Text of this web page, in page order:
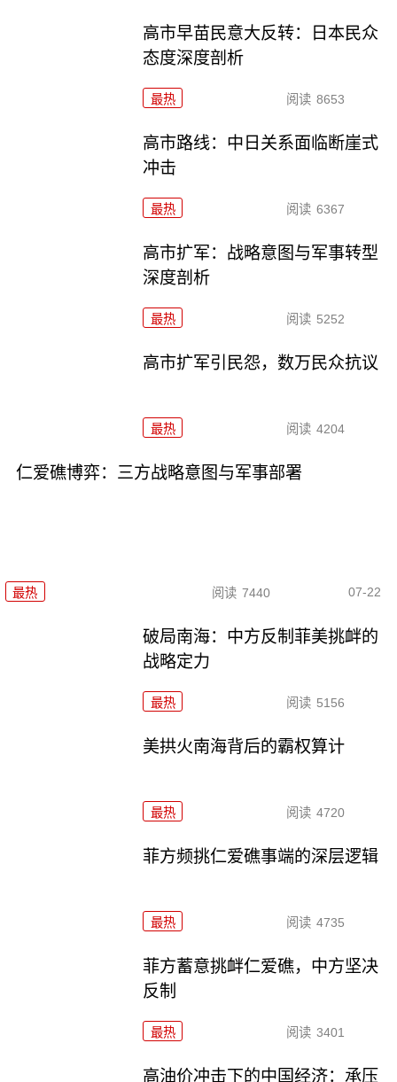
高市早苗民意大反转：日本民众
态度深度剖析
最热 阅读 8653
高市路线：中日关系面临断崖式
冲击
最热 阅读 6367
高市扩军：战略意图与军事转型
深度剖析
最热 阅读 5252
高市扩军引民怨，数万民众抗议
最热 阅读 4204
仁爱礁博弈：三方战略意图与军事部署
最热 阅读 7440 07-22
破局南海：中方反制菲美挑衅的
战略定力
最热 阅读 5156
美拱火南海背后的霸权算计
最热 阅读 4720
菲方频挑仁爱礁事端的深层逻辑
最热 阅读 4735
菲方蓄意挑衅仁爱礁，中方坚决
反制
最热 阅读 3401
高油价冲击下的中国经济：承压